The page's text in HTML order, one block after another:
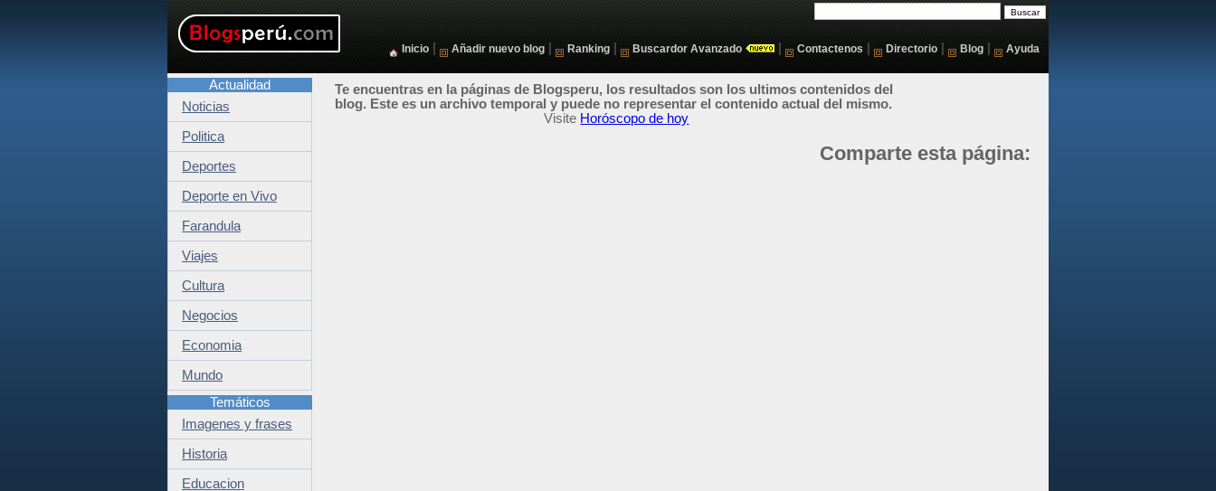
Inicio Añadir nuevo blog Ranking Buscardor Avanzado Contactenos Directorio Blog Ayuda
Te encuentras en la páginas de Blogsperu, los resultados son los ultimos contenidos del
blog. Este es un archivo temporal y puede no representar el contenido actual del mismo.
Visite Horóscopo de hoy
Comparte esta página:
Actualidad
Noticias
Politica
Deportes
Deporte en Vivo
Farandula
Viajes
Cultura
Negocios
Economia
Mundo
Temáticos
Imagenes y frases
Historia
Educacion